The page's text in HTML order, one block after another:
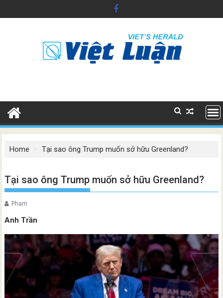
to
Home Tại sao ông Trump muốn sở hữu Greenland?
Tại sao ông Trump muốn sở hữu Greenland?
Pham
Anh Trần